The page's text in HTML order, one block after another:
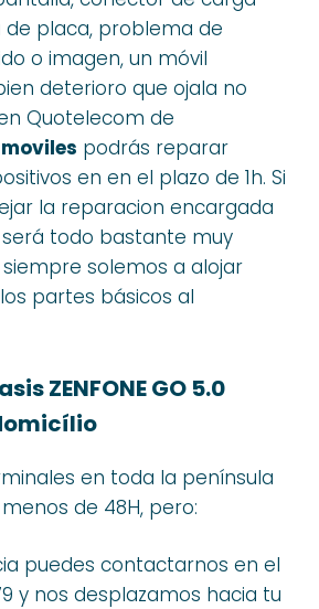
placa, problema de
o imagen, un móvil
deterioro que ojala no
Quotelecom de
podrás reparar
en en el plazo de 1h. Si
la reparacion encargada
todo bastante muy
solemos a alojar
partes básicos al
ZENFONE GO 5.0
en toda la península
de 48H, pero:
puedes contactarnos en el
y nos desplazamos hacia tu